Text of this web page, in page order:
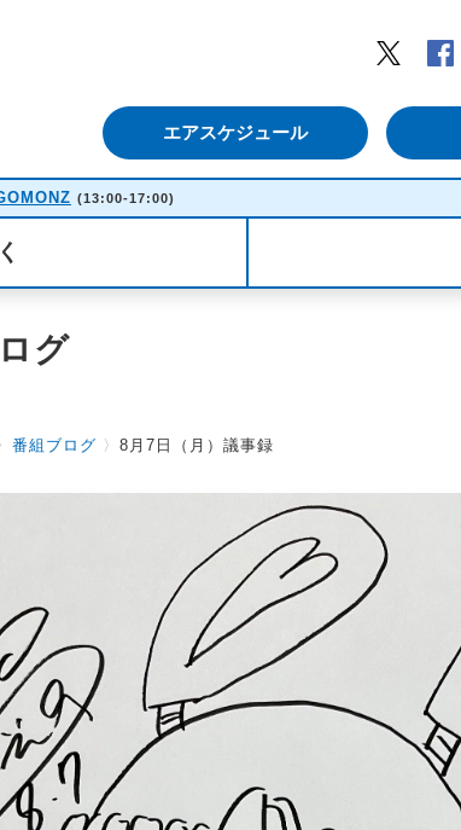
Twitter
エアスケジュール
(13:00-17:00)
グ
番組ブログ 〉 8月7日（月）議事録